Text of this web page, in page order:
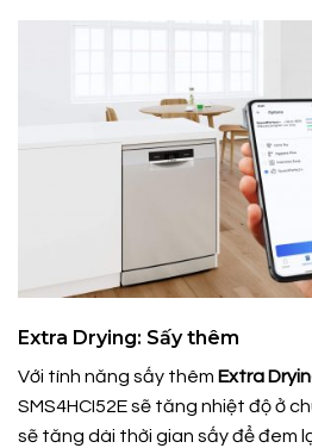
Extra Drying: Sấy thêm
Với tính năng sấy thêm Extra
SMS4HCI52E sẽ tăng nhiệt độ ở
sẽ tăng dài thời gian sấy để đem